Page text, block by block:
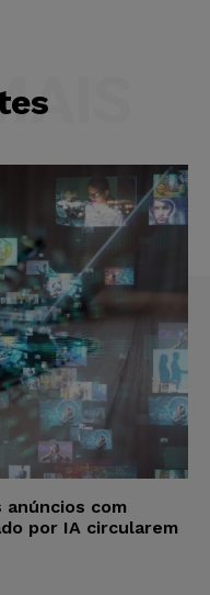
anúncios com
por IA circularem